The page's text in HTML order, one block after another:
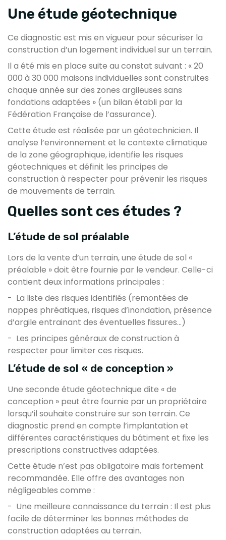
Une étude géotechnique
Ce diagnostic est mis en vigueur pour sécuriser la
construction d’un logement individuel sur un terrain.
Il a été mis en place suite au constat suivant : « 20
000 à 30 000 maisons individuelles sont construites
chaque année sur des zones argileuses sans
fondations adaptées » (un bilan établi par la
Fédération Française de l’assurance).
Cette étude est réalisée par un géotechnicien. Il
analyse l’environnement et le contexte climatique
de la zone géographique, identifie les risques
géotechniques et définit les principes de
construction à respecter pour prévenir les risques
de mouvements de terrain.
Quelles sont ces études ?
L’étude de sol préalable
Lors de la vente d’un terrain, une étude de sol «
préalable » doit être fournie par le vendeur. Celle-ci
contient deux informations principales :
- La liste des risques identifiés (remontées de
nappes phréatiques, risques d’inondation, présence
d’argile entrainant des éventuelles fissures…)
- Les principes généraux de construction à
respecter pour limiter ces risques.
L’étude de sol « de conception »
Une seconde étude géotechnique dite « de
conception » peut être fournie par un propriétaire
lorsqu’il souhaite construire sur son terrain. Ce
diagnostic prend en compte l’implantation et
différentes caractéristiques du bâtiment et fixe les
prescriptions constructives adaptées.
Cette étude n’est pas obligatoire mais fortement
recommandée. Elle offre des avantages non
négligeables comme :
- Une meilleure connaissance du terrain : Il est plus
facile de déterminer les bonnes méthodes de
construction adaptées au terrain.